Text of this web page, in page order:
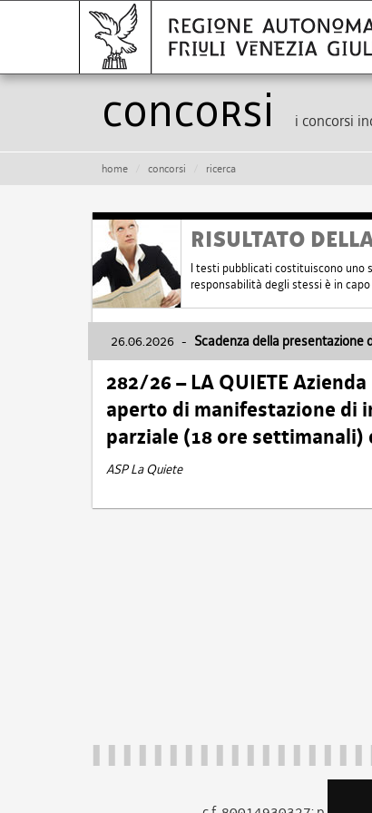
Concorsi i concorsi
home concorsi ricerca
RISULTATO
I testi pubblicati costituiscono uno
responsabilità degli stessi è in
26.06.2026 - Scadenza della presentazione
282/26 – LA QUIETE
aperto di manifestazione di
parziale (18 ore
ASP La Quiete